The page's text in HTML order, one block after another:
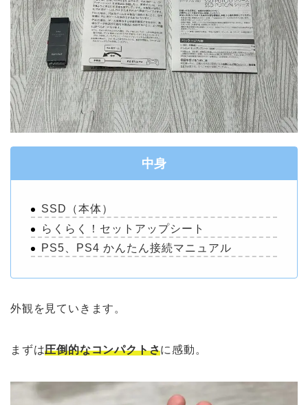
中身
SSD（本体）
らくらく！セットアップシート
PS5、PS4 かんたん接続マニュアル
外観を見ていきます。
まずは圧倒的なコンパクトさに感動。